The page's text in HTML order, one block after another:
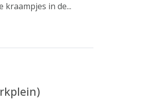
kraampjes in de...